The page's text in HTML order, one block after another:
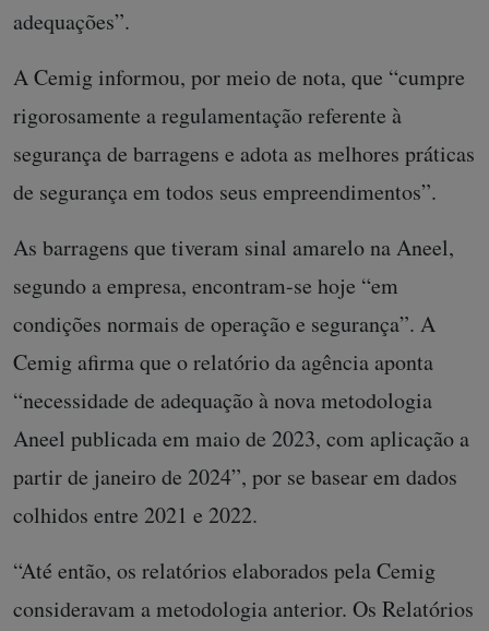
adequações”.
A Cemig informou, por meio de nota, que “cumpre
rigorosamente a regulamentação referente à
segurança de barragens e adota as melhores práticas
de segurança em todos seus empreendimentos”.
As barragens que tiveram sinal amarelo na Aneel,
segundo a empresa, encontram-se hoje “em
condições normais de operação e segurança”. A
Cemig afirma que o relatório da agência aponta
“necessidade de adequação à nova metodologia
Aneel publicada em maio de 2023, com aplicação a
partir de janeiro de 2024”, por se basear em dados
colhidos entre 2021 e 2022.
“Até então, os relatórios elaborados pela Cemig
consideravam a metodologia anterior. Os Relatórios